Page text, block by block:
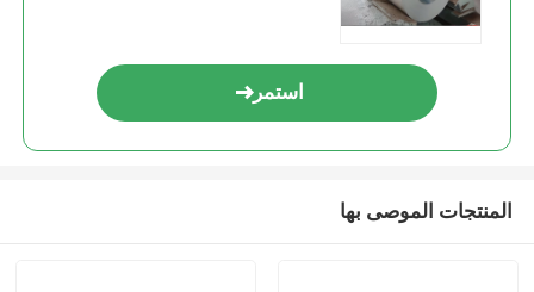
استمر
المنتجات الموصى بها